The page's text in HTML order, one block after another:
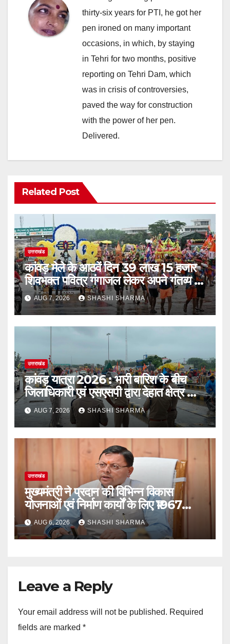
thirty-six years for PTI, he got her
pen ironed on many important
occasions, in which, by staying
in Tehri for two months, positive
reporting on Tehri Dam, which
was in crisis of controversies,
paved the way for construction
with the power of her pen.
Delivered.
Related Post
उत्तराखंड
कांवड़ मेले के आठवें दिन 39 लाख 15 हजार
शिवभक्त पवित्र गंगाजल लेकर अपने गंतव्य की
ओर हुए रवाना
AUG 7, 2026 SHASHI SHARMA
उत्तराखंड
कांवड़ यात्रा 2026 : भारी बारिश के बीच
जिलाधिकारी एवं एसएसपी द्वारा देहात क्षेत्र का
भ्रमण, सुरक्षा व्यवस्थाओं का लिया जायजा
AUG 7, 2026 SHASHI SHARMA
उत्तराखंड
मुख्यमंत्री ने प्रदान की विभिन्न विकास
योजनाओं एवं निर्माण कार्यों के लिए ₹1967
करोड़ की वित्तीय स्वीकृति
AUG 6, 2026 SHASHI SHARMA
Leave a Reply
Your email address will not be published. Required
fields are marked *